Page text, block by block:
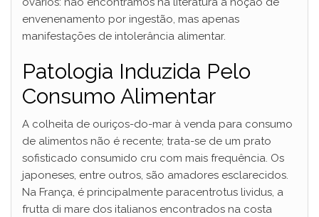
envenenamento por ingestão, mas apenas
manifestações de intolerância alimentar.
Patologia Induzida Pelo
Consumo Alimentar
A colheita de ouriços-do-mar à venda para consumo
de alimentos não é recente; trata-se de um prato
sofisticado consumido cru com mais frequência. Os
japoneses, entre outros, são amadores esclarecidos.
Na França, é principalmente paracentrotus lividus, a
frutta di mare dos italianos encontrados na costa